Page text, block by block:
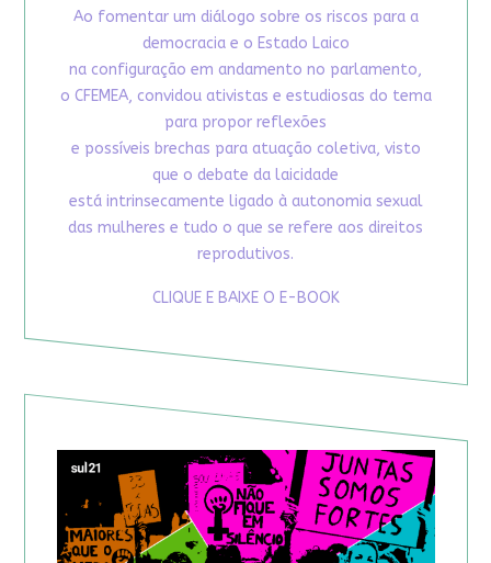
Ao fomentar um diálogo sobre os riscos para a
democracia e o Estado Laico
na configuração em andamento no parlamento,
o CFEMEA, convidou ativistas e estudiosas do tema
para propor reflexões
e possíveis brechas para atuação coletiva, visto
que o debate da laicidade
está intrinsecamente ligado à autonomia sexual
das mulheres e tudo o que se refere aos direitos
reprodutivos.
CLIQUE E BAIXE O E-BOOK